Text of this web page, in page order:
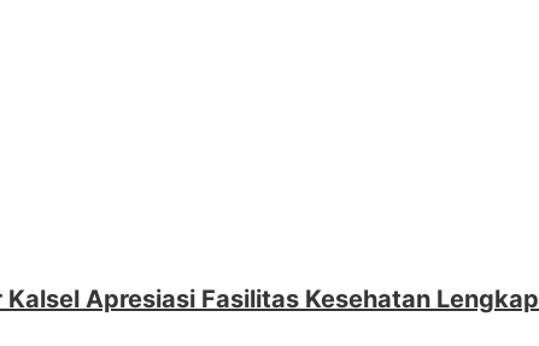
Apresiasi Fasilitas Kesehatan Lengkap